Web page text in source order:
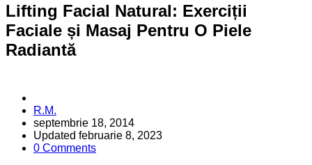
Lifting Facial Natural: Exerciții
Faciale și Masaj Pentru O Piele
Radiantă
Posted
by
R.M.
septembrie 18, 2014
Updated februarie 8, 2023
0 Comments